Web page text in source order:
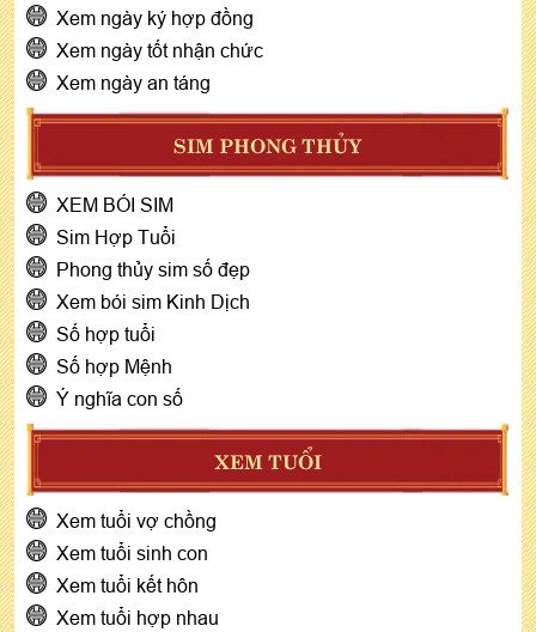
Xem ngày ký hợp đồng
Xem ngày tốt nhận chức
Xem ngày an táng
SIM PHONG THỦY
XEM BÓI SIM
Sim Hợp Tuổi
Phong thủy sim số đẹp
Xem bói sim Kinh Dịch
Số hợp tuổi
Số hợp Mệnh
Ý nghĩa con số
XEM TUỔI
Xem tuổi vợ chồng
Xem tuổi sinh con
Xem tuổi kết hôn
Xem tuổi hợp nhau